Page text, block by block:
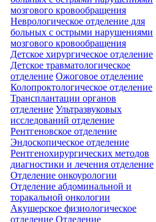
мозгового кровообращения
Неврологическое отделение для
больных с острыми нарушениями
мозгового кровообращения
Детское хирургическое отделение
Детское травматологическое
отделение Ожоговое отделение
Колопроктологическое отделение
Трансплантации органов
отделение Ультразвуковых
исследований отделение
Рентгеновское отделение
Эндоскопическое отделение
Рентгенохирургических методов
диагностики и лечения отделение
Отделение онкоурологии
Отделение абдоминальной и
торакальной онкологии
Акушерское физиологическое
отделение Отделение